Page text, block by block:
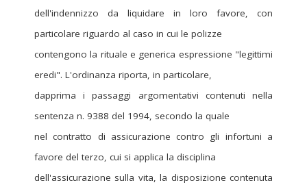
dell'indennizzo da liquidare in loro favore, con
particolare riguardo al caso in cui le polizze
contengono la rituale e generica espressione "legittimi
eredi". L'ordinanza riporta, in particolare,
dapprima i passaggi argomentativi contenuti nella
sentenza n. 9388 del 1994, secondo la quale
nel contratto di assicurazione contro gli infortuni a
favore del terzo, cui si applica la disciplina
dell'assicurazione sulla vita, la disposizione contenuta